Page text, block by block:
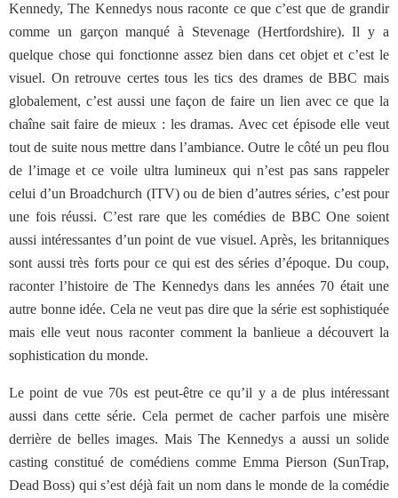
Kennedy, The Kennedys nous raconte ce que c’est que de grandir
comme un garçon manqué à Stevenage (Hertfordshire). Il y a
quelque chose qui fonctionne assez bien dans cet objet et c’est le
visuel. On retrouve certes tous les tics des drames de BBC mais
globalement, c’est aussi une façon de faire un lien avec ce que la
chaîne sait faire de mieux : les dramas. Avec cet épisode elle veut
tout de suite nous mettre dans l’ambiance. Outre le côté un peu flou
de l’image et ce voile ultra lumineux qui n’est pas sans rappeler
celui d’un Broadchurch (ITV) ou de bien d’autres séries, c’est pour
une fois réussi. C’est rare que les comédies de BBC One soient
aussi intéressantes d’un point de vue visuel. Après, les britanniques
sont aussi très forts pour ce qui est des séries d’époque. Du coup,
raconter l’histoire de The Kennedys dans les années 70 était une
autre bonne idée. Cela ne veut pas dire que la série est sophistiquée
mais elle veut nous raconter comment la banlieue a découvert la
sophistication du monde.
Le point de vue 70s est peut-être ce qu’il y a de plus intéressant
aussi dans cette série. Cela permet de cacher parfois une misère
derrière de belles images. Mais The Kennedys a aussi un solide
casting constitué de comédiens comme Emma Pierson (SunTrap,
Dead Boss) qui s’est déjà fait un nom dans le monde de la comédie